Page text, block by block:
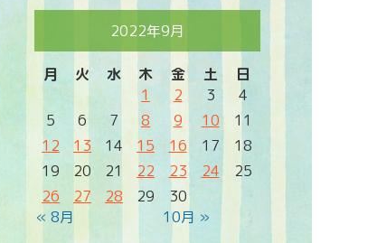
2022年9月
月 火 水 木 金 土 日
« 8月 10月 »
1 2 3
4
5
6 7 8 9 10
11
12
13 14 15 16 17
18
19
20 21 22 23 24
25
26
27 28 29 30